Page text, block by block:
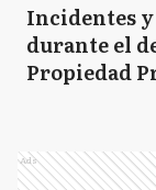
Incidentes
durante el
Propiedad
Ads